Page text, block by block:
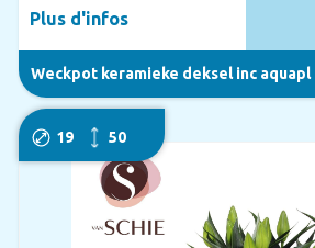
Weckpot keramieke deksel inc aquapl
Plus d'infos
19 50